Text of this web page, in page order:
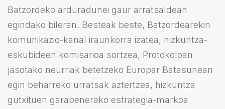
Batzordeko arduradunei gaur arratsaldean
egindako bileran. Besteak beste, Batzordearekin
komunikazio-kanal iraunkorra izatea, hizkuntza-
eskubideen komisarioa sortzea, Protokoloan
jasotako neurriak betetzeko Europar Batasunean
egin beharreko urratsak aztertzea, hizkuntza
gutxituen garapenerako estrategia-markoa